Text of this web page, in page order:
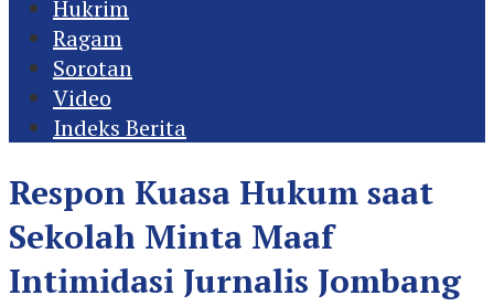
Hukrim
Ragam
Sorotan
Video
Indeks Berita
Respon Kuasa Hukum saat
Sekolah Minta Maaf
Intimidasi Jurnalis Jombang